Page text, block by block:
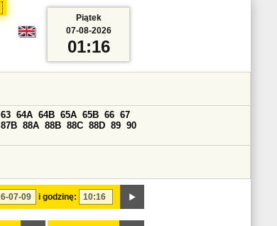
i godzinę:
63 64A 64B 65A 65B 66 67
87B 88A 88B 88C 88D 89 90
Piątek
07-08-2026
01:16